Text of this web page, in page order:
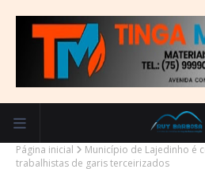
Página inicial
Município de Lajedinho é
trabalhistas de garis terceirizados